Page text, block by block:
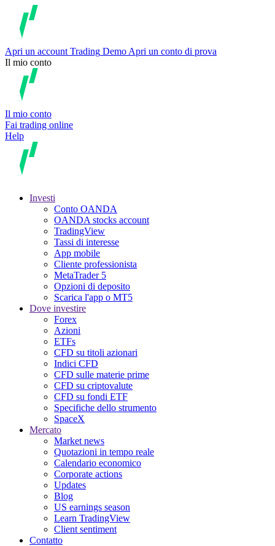
Apri un account Trading Demo Apri un conto di prova
Il mio conto
Il mio conto
Fai trading online
Help
Investi
Conto OANDA
OANDA stocks account
TradingView
Tassi di interesse
App mobile
Cliente professionista
MetaTrader 5
Opzioni di deposito
Scarica l'app o MT5
Dove investire
Forex
Azioni
ETFs
CFD su titoli azionari
Indici CFD
CFD sulle materie prime
CFD su criptovalute
CFD su fondi ETF
Specifiche dello strumento
SpaceX
Mercato
Market news
Quotazioni in tempo reale
Calendario economico
Corporate actions
Updates
Blog
US earnings season
Learn TradingView
Client sentiment
Contatto